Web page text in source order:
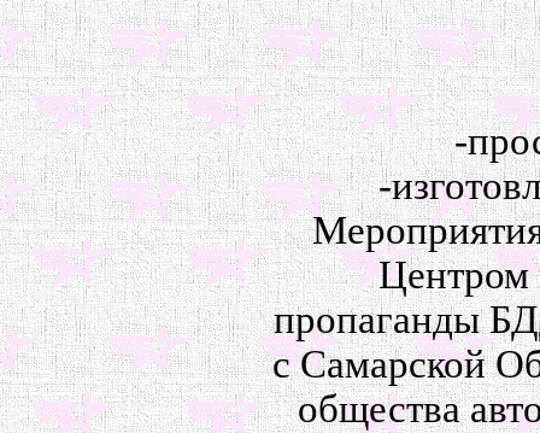
-
-
Центром
пропаганды
с Самарской
общества